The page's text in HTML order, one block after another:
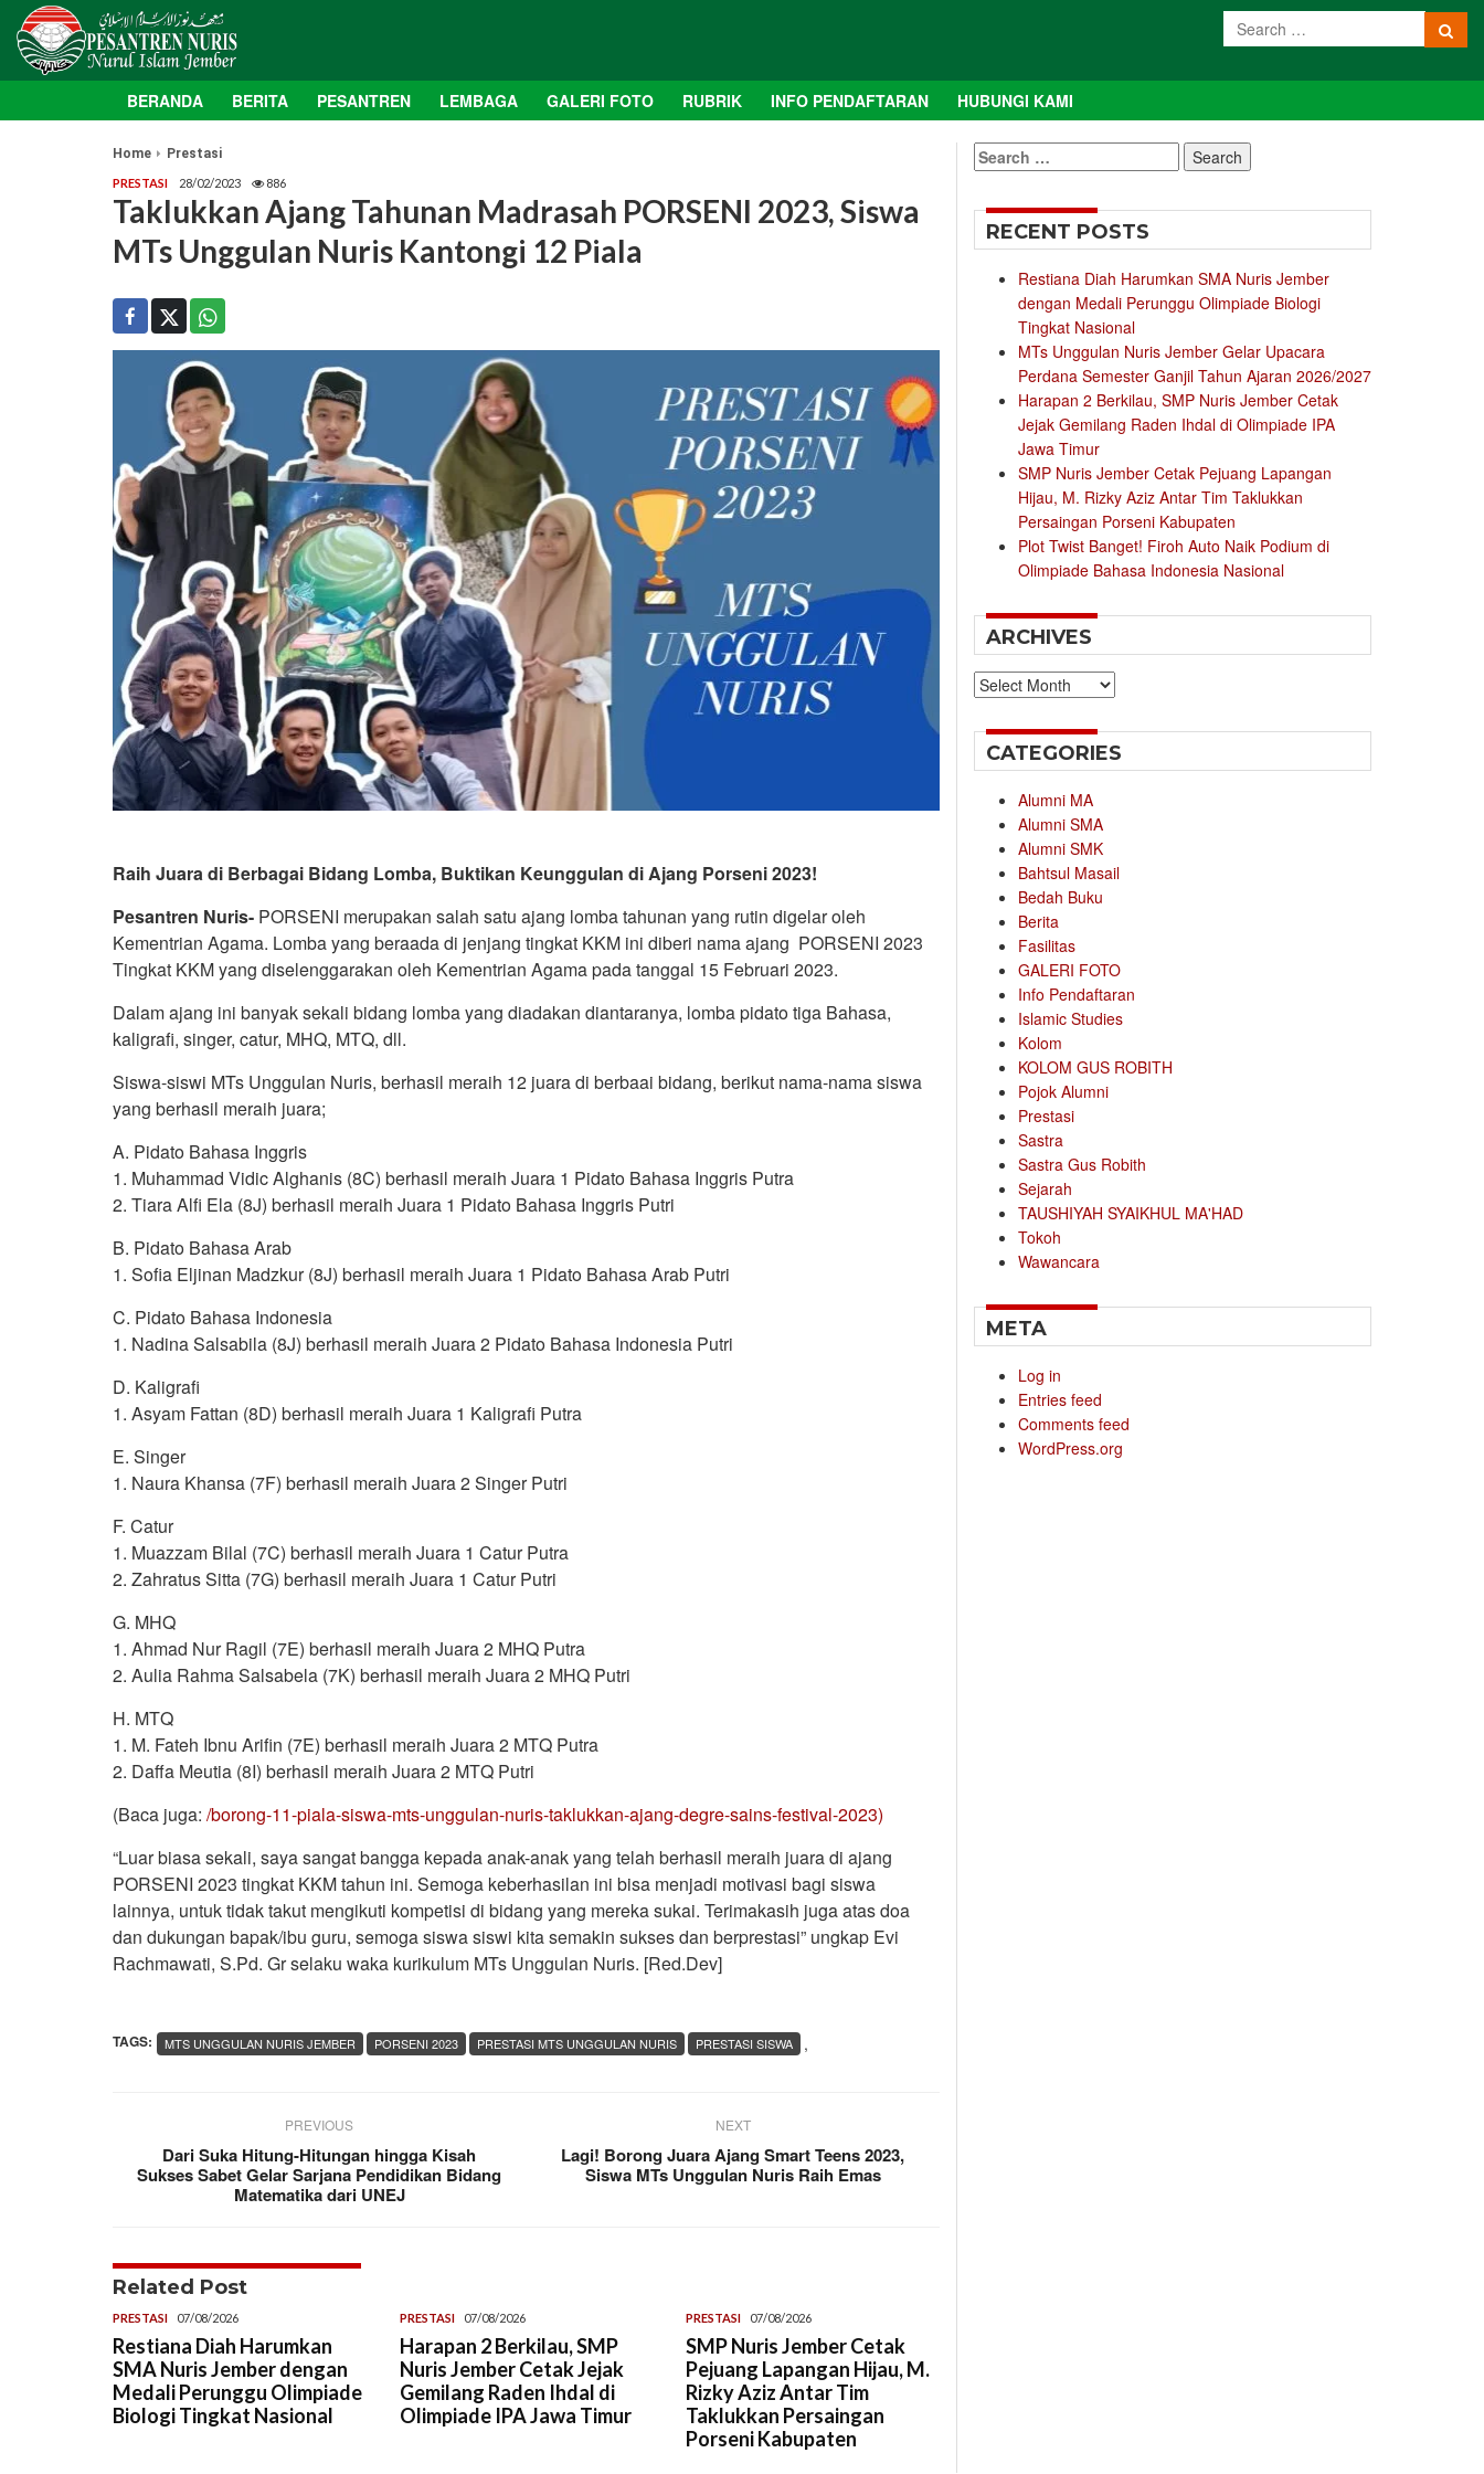
BERANDA BERITA PESANTREN LEMBAGA GALERI FOTO RUBRIK INFO PENDAFTARAN HUBUNGI KAMI
Home Prestasi
PRESTASI 28/02/2023 886
Taklukkan Ajang Tahunan Madrasah PORSENI 2023, Siswa
MTs Unggulan Nuris Kantongi 12 Piala
Raih Juara di Berbagai Bidang Lomba, Buktikan Keunggulan di Ajang Porseni 2023!
Pesantren Nuris- PORSENI merupakan salah satu ajang lomba tahunan yang rutin digelar oleh
Kementrian Agama. Lomba yang beraada di jenjang tingkat KKM ini diberi nama ajang PORSENI 2023
Tingkat KKM yang diselenggarakan oleh Kementrian Agama pada tanggal 15 Februari 2023.
Dalam ajang ini banyak sekali bidang lomba yang diadakan diantaranya, lomba pidato tiga Bahasa,
kaligrafi, singer, catur, MHQ, MTQ, dll.
Siswa-siswi MTs Unggulan Nuris, berhasil meraih 12 juara di berbaai bidang, berikut nama-nama siswa
yang berhasil meraih juara;
A. Pidato Bahasa Inggris
1. Muhammad Vidic Alghanis (8C) berhasil meraih Juara 1 Pidato Bahasa Inggris Putra
2. Tiara Alfi Ela (8J) berhasil meraih Juara 1 Pidato Bahasa Inggris Putri
B. Pidato Bahasa Arab
1. Sofia Eljinan Madzkur (8J) berhasil meraih Juara 1 Pidato Bahasa Arab Putri
C. Pidato Bahasa Indonesia
1. Nadina Salsabila (8J) berhasil meraih Juara 2 Pidato Bahasa Indonesia Putri
D. Kaligrafi
1. Asyam Fattan (8D) berhasil meraih Juara 1 Kaligrafi Putra
E. Singer
1. Naura Khansa (7F) berhasil meraih Juara 2 Singer Putri
F. Catur
1. Muazzam Bilal (7C) berhasil meraih Juara 1 Catur Putra
2. Zahratus Sitta (7G) berhasil meraih Juara 1 Catur Putri
G. MHQ
1. Ahmad Nur Ragil (7E) berhasil meraih Juara 2 MHQ Putra
2. Aulia Rahma Salsabela (7K) berhasil meraih Juara 2 MHQ Putri
H. MTQ
1. M. Fateh Ibnu Arifin (7E) berhasil meraih Juara 2 MTQ Putra
2. Daffa Meutia (8I) berhasil meraih Juara 2 MTQ Putri
(Baca juga: /borong-11-piala-siswa-mts-unggulan-nuris-taklukkan-ajang-degre-sains-festival-2023)
“Luar biasa sekali, saya sangat bangga kepada anak-anak yang telah berhasil meraih juara di ajang
PORSENI 2023 tingkat KKM tahun ini. Semoga keberhasilan ini bisa menjadi motivasi bagi siswa
lainnya, untuk tidak takut mengikuti kompetisi di bidang yang mereka sukai. Terimakasih juga atas doa
dan dukungan bapak/ibu guru, semoga siswa siswi kita semakin sukses dan berprestasi” ungkap Evi
Rachmawati, S.Pd. Gr selaku waka kurikulum MTs Unggulan Nuris. [Red.Dev]
TAGS: ,
MTS UNGGULAN NURIS JEMBER PORSENI 2023 PRESTASI MTS UNGGULAN NURIS PRESTASI SISWA
PREVIOUS
Dari Suka Hitung-Hitungan hingga Kisah
Sukses Sabet Gelar Sarjana Pendidikan Bidang
Matematika dari UNEJ
NEXT
Lagi! Borong Juara Ajang Smart Teens 2023,
Siswa MTs Unggulan Nuris Raih Emas
Related Post
PRESTASI 07/08/2026
Restiana Diah Harumkan
SMA Nuris Jember dengan
Medali Perunggu Olimpiade
Biologi Tingkat Nasional
PRESTASI 07/08/2026
Harapan 2 Berkilau, SMP
Nuris Jember Cetak Jejak
Gemilang Raden Ihdal di
Olimpiade IPA Jawa Timur
PRESTASI 07/08/2026
SMP Nuris Jember Cetak
Pejuang Lapangan Hijau, M.
Rizky Aziz Antar Tim
Taklukkan Persaingan
Porseni Kabupaten
Search
for:
RECENT POSTS
Restiana Diah Harumkan SMA Nuris Jember
dengan Medali Perunggu Olimpiade Biologi
Tingkat Nasional
MTs Unggulan Nuris Jember Gelar Upacara
Perdana Semester Ganjil Tahun Ajaran 2026/2027
Harapan 2 Berkilau, SMP Nuris Jember Cetak
Jejak Gemilang Raden Ihdal di Olimpiade IPA
Jawa Timur
SMP Nuris Jember Cetak Pejuang Lapangan
Hijau, M. Rizky Aziz Antar Tim Taklukkan
Persaingan Porseni Kabupaten
Plot Twist Banget! Firoh Auto Naik Podium di
Olimpiade Bahasa Indonesia Nasional
ARCHIVES
Archives
CATEGORIES
Alumni MA
Alumni SMA
Alumni SMK
Bahtsul Masail
Bedah Buku
Berita
Fasilitas
GALERI FOTO
Info Pendaftaran
Islamic Studies
Kolom
KOLOM GUS ROBITH
Pojok Alumni
Prestasi
Sastra
Sastra Gus Robith
Sejarah
TAUSHIYAH SYAIKHUL MA'HAD
Tokoh
Wawancara
META
Log in
Entries feed
Comments feed
WordPress.org